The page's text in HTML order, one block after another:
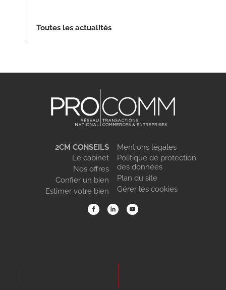
Toutes les actualités
2CM CONSEILS
Le cabinet
Nos offres
Confier un bien
Estimer votre bien
Mentions légales
Politique de protection
des données
Plan du site
Gérer les cookies